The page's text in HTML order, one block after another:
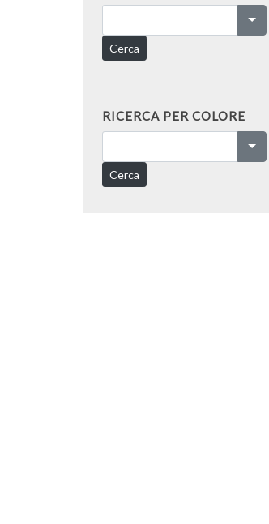
Cerca
RICERCA PER COLORE
Cerca